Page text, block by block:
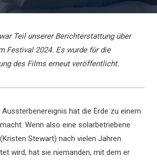
Teil unserer Berichterstattung über
Festival 2024. Es wurde für die
des Films erneut veröffentlicht.
Aussterbenereignis hat die Erde zu einem
Wenn also eine solarbetriebene
Stewart) nach vielen Jahren
wird, hat sie niemanden, mit dem er